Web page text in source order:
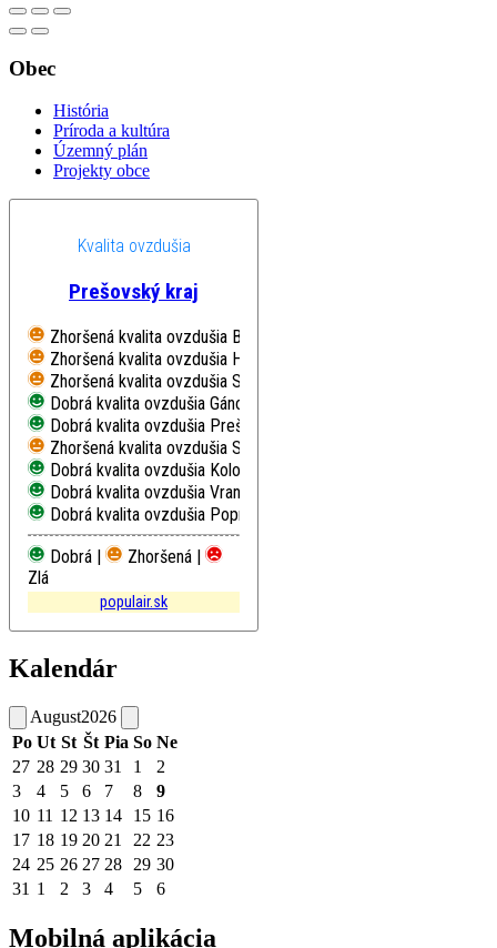
Obec
História
Príroda a kultúra
Územný plán
Projekty obce
Kvalita ovzdušia
Prešovský kraj
Zhoršená kvalita ovzdušia Bardejov, Pod Vinbargom
Zhoršená kvalita ovzdušia Humenné, Nám. Slobody
Zhoršená kvalita ovzdušia Stará Lesná, AÚ SAV, EMEP
Dobrá kvalita ovzdušia Gánovce, Meteo. st.
Dobrá kvalita ovzdušia Prešov, Arm. gen. L. Svobodu
Zhoršená kvalita ovzdušia Starina, Vodná nádrž, EMEP
Dobrá kvalita ovzdušia Kolonické sedlo, Hvezdáreň
Dobrá kvalita ovzdušia Vranov nad Topľou, M. R. Štefánika
Dobrá kvalita ovzdušia Poprad, Železničná
Dobrá |
Zhoršená |
Zlá
populair.sk
Kalendár
August2026
Po Ut St Št Pia So Ne
27 28 29 30 31 1
2
3
4 5 6 7 8
9
10 11 12 13 14 15 16
17 18 19 20 21 22 23
24 25 26 27 28 29 30
31 1 2 3 4 5 6
Mobilná aplikácia